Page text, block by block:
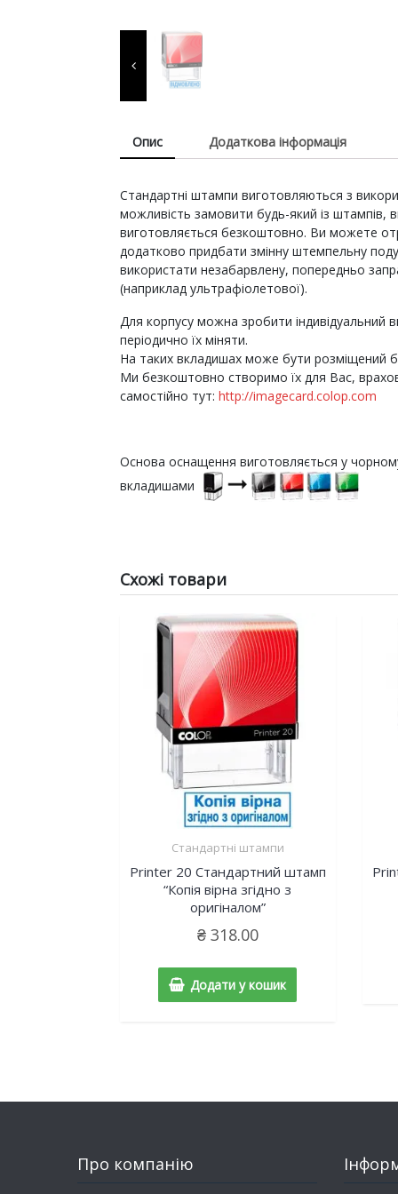
виготовлення печаток та
штампів, продукція для
пломбування.
Опис Додаткова інформація
Стандартні штампи виготовляються з
можливість замовити будь-який із штампів,
виготовляється безкоштовно. Ви можете
додатково придбати змінну штемпельну
використати незабарвлену, попередньо
(наприклад ультрафіолетової).
Для корпусу можна зробити індивідуальний
періодично їх міняти.
На таких вкладишах може бути розміщений
Ми безкоштовно створимо їх для Вас,
самостійно тут: http://imagecard.colop.com
Основа оснащення виготовляється у
вкладишами
Схожі товари
Стандартні штампи
Printer 20 Cтандартний штамп
“Копія вірна згідно з
оригіналом”
₴318.00
Додати у кошик
Про компанію